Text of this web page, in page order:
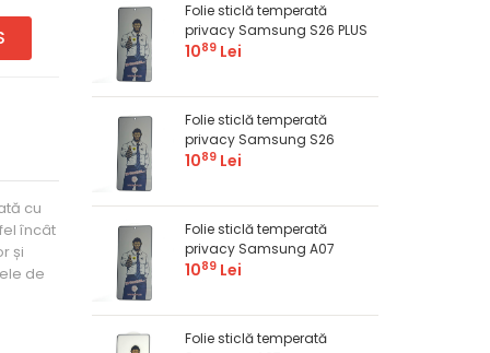
cu
încât
și
de
Folie sticlă temperată
privacy Samsung S26 PLUS
1089Lei
Folie sticlă temperată
privacy Samsung S26
1089Lei
Folie sticlă temperată
privacy Samsung A07
1089Lei
Folie sticlă temperată